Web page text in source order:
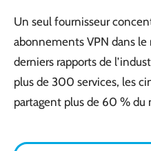
Un seul fournisseur
abonnements VPN dans
derniers rapports de
plus de 300 services, les
partagent plus de 60 % du